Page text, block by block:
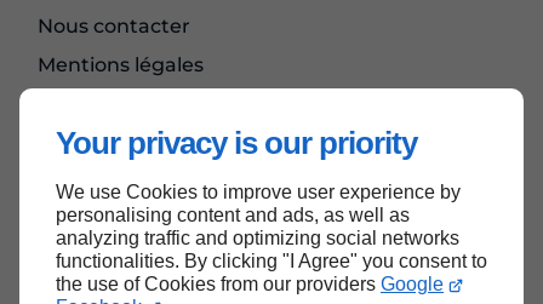
Your privacy is our priority
We use Cookies to improve user experience by
personalising content and ads, as well as
analyzing traffic and optimizing social networks
functionalities. By clicking "I Agree" you consent to
the use of Cookies from our providers Google
Nous contacter
Mentions légales
Haut de page